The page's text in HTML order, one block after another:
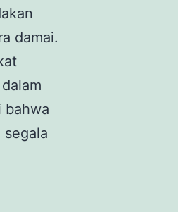
damai.
bahwa